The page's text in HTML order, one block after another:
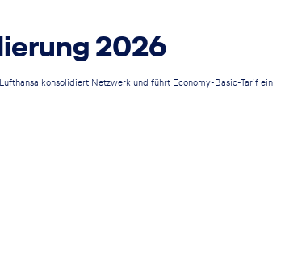
2026
Lufthansa konsolidiert Netzwerk und führt Economy-Basic-Tarif ein